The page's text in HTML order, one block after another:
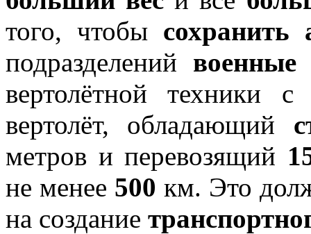
того, чтобы сохранить
подразделений военные
вертолётной техники
вертолёт, обладающий
метров и перевозящий
не менее 500 км. Это
на создание